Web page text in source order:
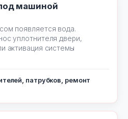
машиной
появляется вода.
уплотнителя двери,
активация системы
патрубков, ремонт